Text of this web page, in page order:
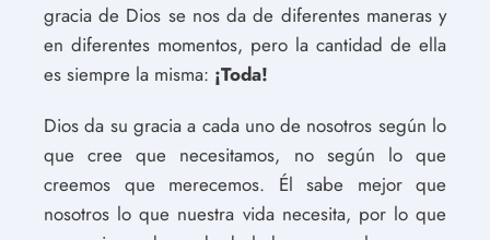
gracia de Dios se nos da de diferentes maneras y
en diferentes momentos, pero la cantidad de ella
es siempre la misma: ¡Toda!
Dios da su gracia a cada uno de nosotros según lo
que cree que necesitamos, no según lo que
creemos que merecemos. Él sabe mejor que
nosotros lo que nuestra vida necesita, por lo que